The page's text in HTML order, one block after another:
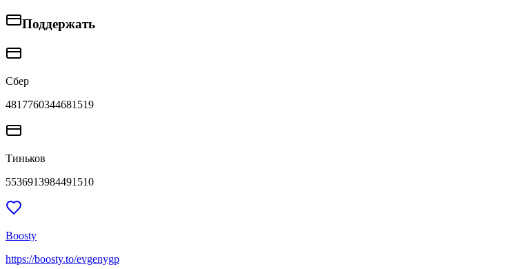
Поддержать
Сбер
4817760344681519
Тиньков
5536913984491510
Boosty
https://boosty.to/evgenygp